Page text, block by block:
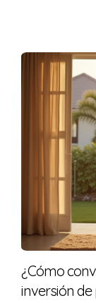
oportunidades
tienes
compra de tu
conmigo,
tomar
¿Cómo
inversión